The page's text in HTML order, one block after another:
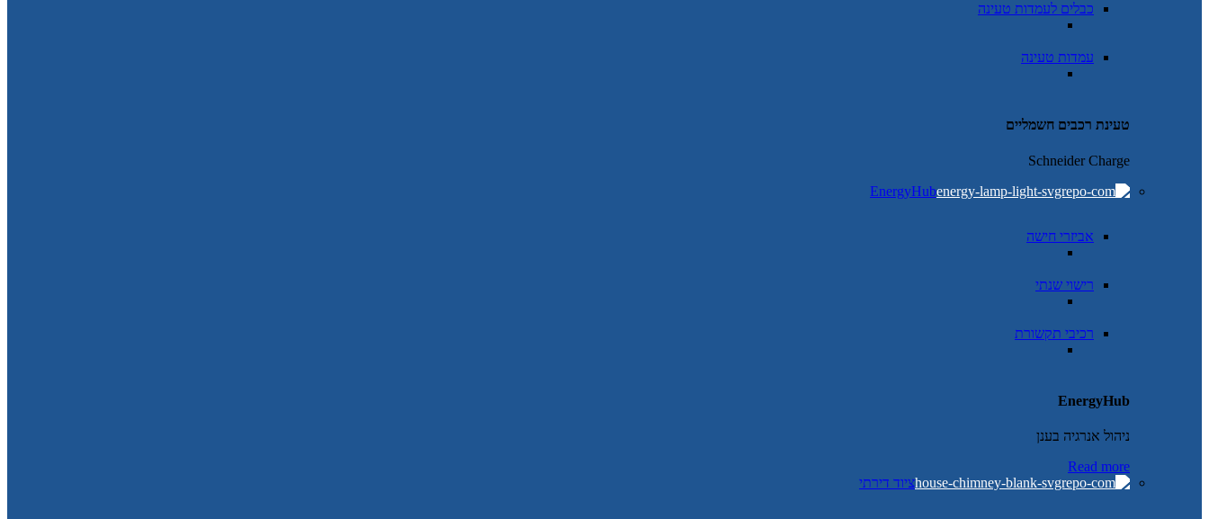
כבלים לעמדות טעינה
עמדות טעינה
טעינת רכבים חשמליים
Schneider Charge
EnergyHub
אביזרי חישה
רישוי שנתי
רכיבי תקשורת
EnergyHub
ניהול אנרגיה בענן
Read more
ציוד דירתי